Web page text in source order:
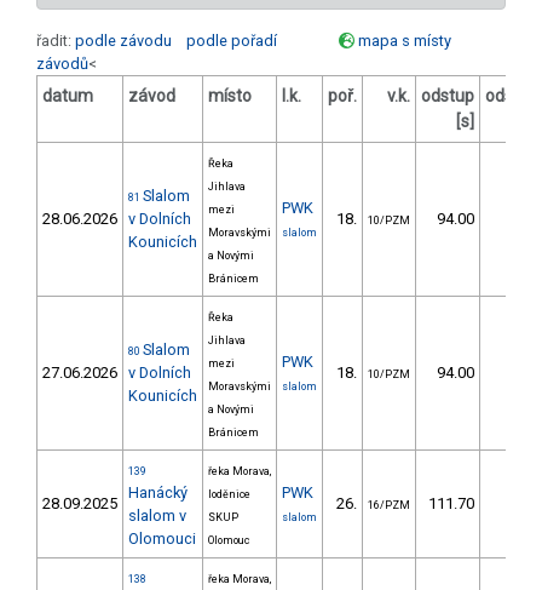
řadit: podle závodu podle pořadí
mapa s místy
závodů<
datum závod místo l.k. poř. v.k. odstup
[s]
odstup
28.06.2026
81 Slalom
v Dolních
Kounicích
Řeka
Jihlava
mezi
Moravskými
a Novými
Bránicem
PWK
slalom
18. 10/PZM 94.00
27.06.2026
80 Slalom
v Dolních
Kounicích
Řeka
Jihlava
mezi
Moravskými
a Novými
Bránicem
PWK
slalom
18. 10/PZM 94.00
28.09.2025
139
Hanácký
slalom v
Olomouci
řeka Morava,
loděnice
SKUP
Olomouc
PWK
slalom
26. 16/PZM 111.70
138
řeka Morava,